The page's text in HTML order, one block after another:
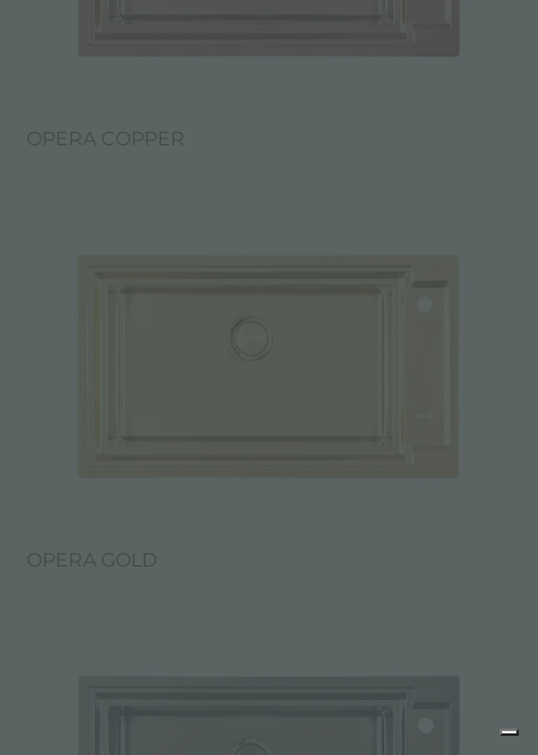
OPERA COPPER
OPERA GOLD